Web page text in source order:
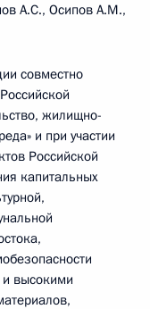
А.С., Осипов А.М.,
совместно
жилищно-
и при участии
Российской
капитальных
и высокими